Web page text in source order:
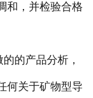
和，并检验合格
的产品分析，
何关于矿物型导